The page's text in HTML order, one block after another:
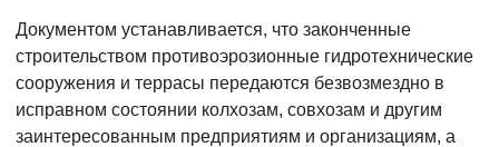
Документом устанавливается, что законченные
строительством противоэрозионные гидротехнические
сооружения и террасы передаются безвозмездно в
исправном состоянии колхозам, совхозам и другим
заинтересованным предприятиям и организациям, а